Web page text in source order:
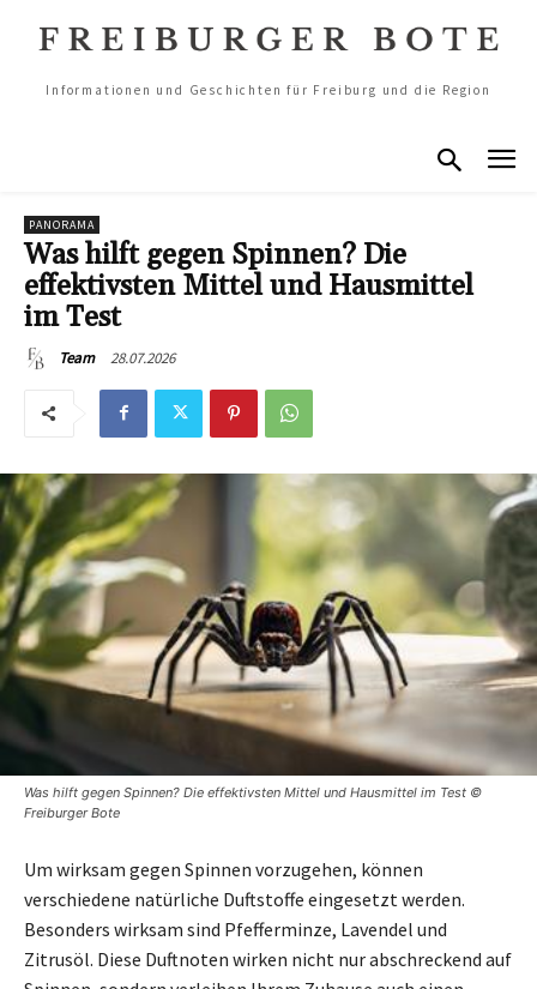
Informationen und Geschichten für Freiburg und die Region
PANORAMA
Was hilft gegen Spinnen? Die
effektivsten Mittel und Hausmittel
im Test
Team 28.07.2026
Was hilft gegen Spinnen? Die effektivsten Mittel und Hausmittel im Test ©
Freiburger Bote
Um wirksam gegen Spinnen vorzugehen, können
verschiedene natürliche Duftstoffe eingesetzt werden.
Besonders wirksam sind Pfefferminze, Lavendel und
Zitrusöl. Diese Duftnoten wirken nicht nur abschreckend auf